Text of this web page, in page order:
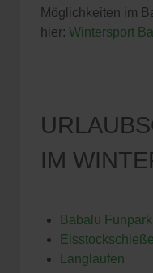
Möglichkeiten im
hier: Wintersport
IM
Babalu Funpark
Langlaufen